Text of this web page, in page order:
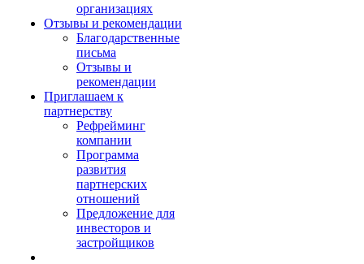
организациях
Отзывы и рекомендации
Благодарственные
письма
Отзывы и
рекомендации
Приглашаем к
партнерству
Рефрейминг
компании
Программа
развития
партнерских
отношений
Предложение для
инвесторов и
застройщиков